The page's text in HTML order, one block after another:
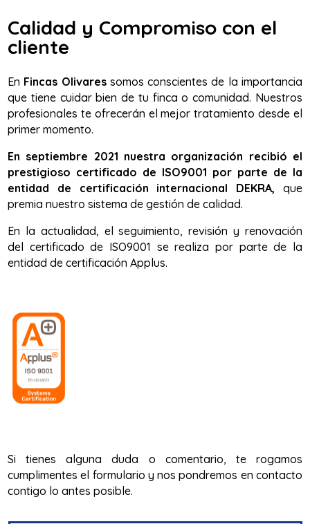
Calidad y Compromiso con el
cliente
En Fincas Olivaressomos conscientes de la importancia
que tiene cuidar bien de tu finca o comunidad. Nuestros
profesionales te ofrecerán el mejor tratamiento desde el
primer momento.
En septiembre 2021 nuestra organización recibió el
prestigioso certificado de ISO9001 por parte de la
entidad de certificación internacional DEKRA, que
premia nuestro sistema de gestión de calidad.
En la actualidad, el seguimiento, revisión y renovación
del certificado de ISO9001 se realiza por parte de la
entidad de certificación Applus.
Si tienes alguna duda o comentario, te rogamos
cumplimentes el formulario y nos pondremos en contacto
contigo lo antes posible.